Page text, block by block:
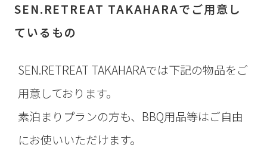
SEN.RETREAT TAKAHARAでご用意し
ているもの
SEN.RETREAT TAKAHARAでは下記の物品をご
用意しております。
素泊まりプランの方も、BBQ用品等はご自由
にお使いいただけます。